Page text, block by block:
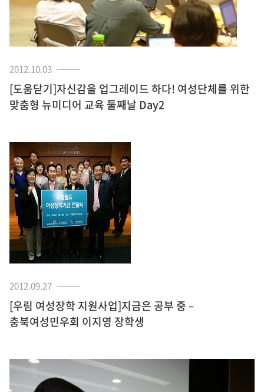
2012.10.03
[도움닫기]자신감을 업그레이드 하다! 여성단체를 위한
맞춤형 뉴미디어 교육 둘째날 Day2
2012.09.27
[우림 여성장학 지원사업]지금은 공부 중 –
충북여성민우회 이지영 장학생